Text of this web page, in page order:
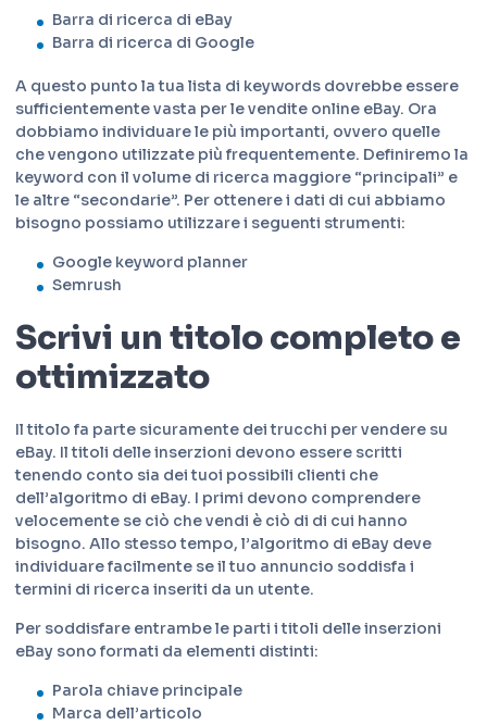
Barra di ricerca di eBay
Barra di ricerca di Google
A questo punto la tua lista di keywords dovrebbe essere
sufficientemente vasta per le vendite online eBay. Ora
dobbiamo individuare le più importanti, ovvero quelle
che vengono utilizzate più frequentemente. Definiremo la
keyword con il volume di ricerca maggiore “principali” e
le altre “secondarie”. Per ottenere i dati di cui abbiamo
bisogno possiamo utilizzare i seguenti strumenti:
Google keyword planner
Semrush
Scrivi un titolo completo e
ottimizzato
Il titolo fa parte sicuramente dei trucchi per vendere su
eBay. Il titoli delle inserzioni devono essere scritti
tenendo conto sia dei tuoi possibili clienti che
dell’algoritmo di eBay. I primi devono comprendere
velocemente se ciò che vendi è ciò di di cui hanno
bisogno. Allo stesso tempo, l’algoritmo di eBay deve
individuare facilmente se il tuo annuncio soddisfa i
termini di ricerca inseriti da un utente.
Per soddisfare entrambe le parti i titoli delle inserzioni
eBay sono formati da elementi distinti:
Parola chiave principale
Marca dell’articolo